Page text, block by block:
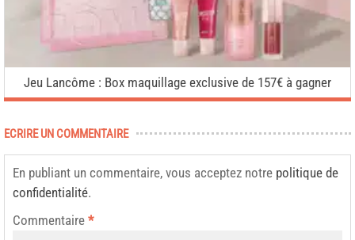
Jeu Lancôme : Box maquillage exclusive de 157€ à gagner
ECRIRE UN COMMENTAIRE
En publiant un commentaire, vous acceptez notre politique de
confidentialité.
Commentaire *